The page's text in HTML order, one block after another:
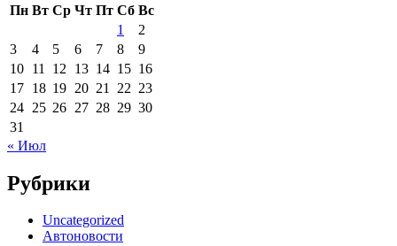
Пн Вт Ср Чт Пт Сб Вс
1
2
3
4 5 6 7 8
9
10 11 12 13 14 15 16
17 18 19 20 21 22 23
24 25 26 27 28 29 30
31
« Июл
Рубрики
Uncategorized
Автоновости